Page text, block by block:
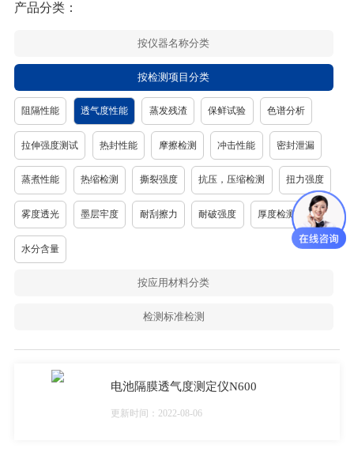
产品分类：
按仪器名称分类
按检测项目分类
阻隔性能 透气度性能 蒸发残渣 保鲜试验 色谱分析
拉伸强度测试 热封性能 摩擦检测 冲击性能 密封泄漏
蒸煮性能 热缩检测 撕裂强度 抗压，压缩检测 扭力强度
雾度透光 墨层牢度 耐刮擦力 耐破强度 厚度检测
水分含量
按应用材料分类
检测标准检测
电池隔膜透气度测定仪N600
更新时间：2022-08-06